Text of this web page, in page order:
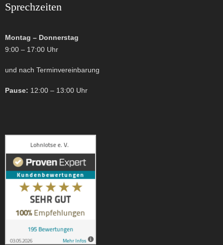
Sprechzeiten
Montag – Donnerstag
9:00 – 17:00 Uhr
und nach Terminvereinbarung
Pause: 12:00 – 13:00 Uhr